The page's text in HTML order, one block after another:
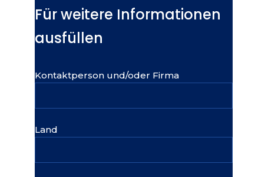
Für weitere Informationen
ausfüllen
Kontaktperson und/oder Firma
Land